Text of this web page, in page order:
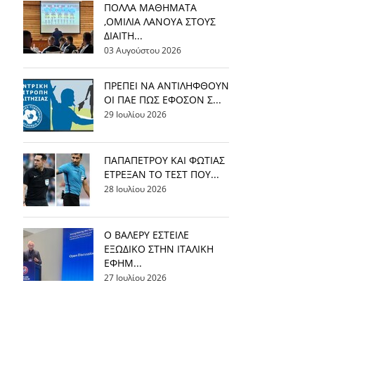
ΠΟΛΛΑ ΜΑΘΗΜΑΤΑ
,ΟΜΙΛΙΑ ΛΑΝΟΥΑ ΣΤΟΥΣ
ΔΙΑΙΤΗ...
03 Αυγούστου 2026
ΠΡΕΠΕΙ ΝΑ ΑΝΤΙΛΗΦΘΟΥΝ
ΟΙ ΠΑΕ ΠΩΣ ΕΦΟΣΟΝ Σ...
29 Ιουλίου 2026
ΠΑΠΑΠΕΤΡΟΥ ΚΑΙ ΦΩΤΙΑΣ
ΕΤΡΕΞΑΝ ΤΟ ΤΕΣΤ ΠΟΥ...
28 Ιουλίου 2026
Ο ΒΑΛΕΡΥ ΕΣΤΕΙΛΕ
ΕΞΩΔΙΚΟ ΣΤΗΝ ΙΤΑΛΙΚΗ
ΕΦΗΜ...
27 Ιουλίου 2026